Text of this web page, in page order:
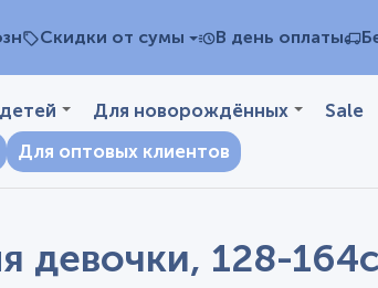
Скидки от сумы В день оплаты
Для новорождённых
Sale
Для оптовых клиентов
девочки, 128-